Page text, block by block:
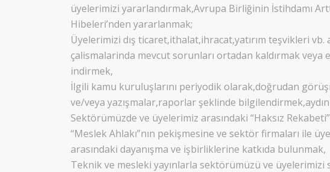
üyelerimizi yararlandırmak,Avrupa Birliğinin İstihdamı
Hibeleri’nden yararlanmak;
Üyelerimizi dış ticaret,ithalat,ihracat,yatırım teşvikleri vb.
çalismalarinda mevcut sorunları ortadan kaldırmak veya
indirmek,
İlgili kamu kuruluşlarını periyodik olarak,doğrudan
ve/veya yazışmalar,raporlar şeklinde
Sektörümüzde ve üyelerimiz arasındaki “Haksız
“Meslek Ahlakı”nın pekişmesine ve sektör firmaları ile
arasındaki dayanışma ve işbirliklerine katkıda bulunmak,
Teknik ve mesleki yayınlarla sektörümüzü ve üyelerimizi